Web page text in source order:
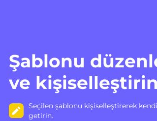
Şablonu
ve
Seçilen şablonu kişiselleştirerek
getirin.